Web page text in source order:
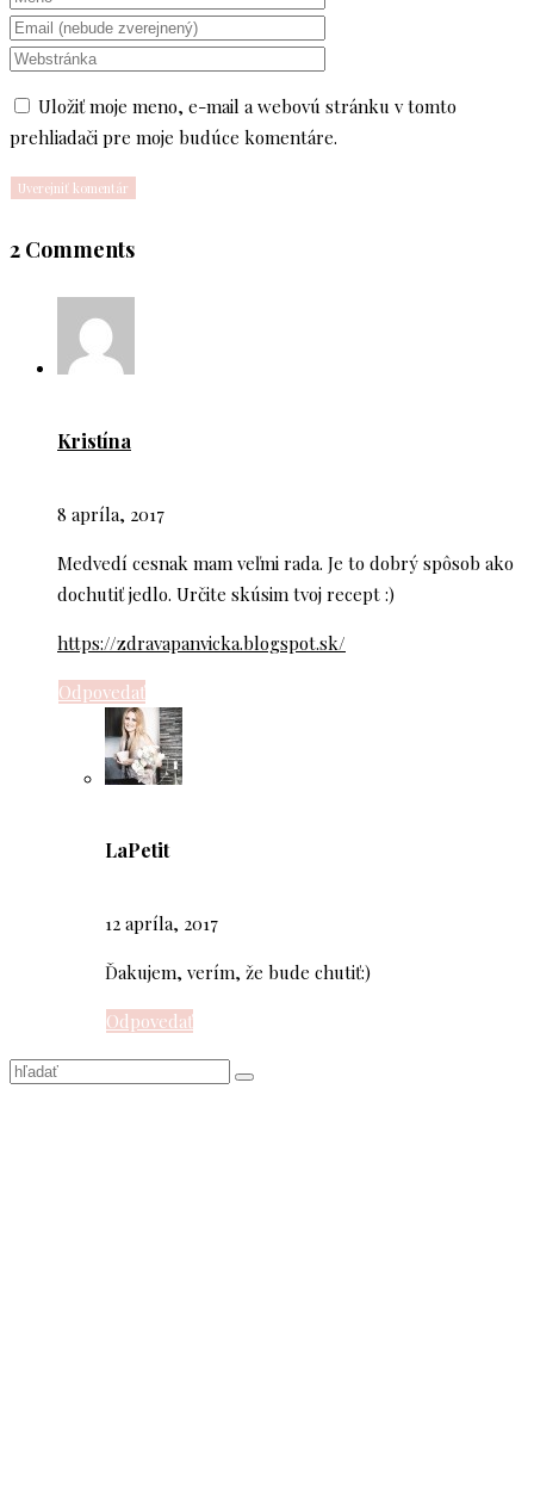
Uložiť moje meno, e-mail a webovú stránku v tomto
prehliadači pre moje budúce komentáre.
2 Comments
Kristína
8 apríla, 2017
Medvedí cesnak mam veľmi rada. Je to dobrý spôsob ako
dochutiť jedlo. Určite skúsim tvoj recept :)
https://zdravapanvicka.blogspot.sk/
Odpovedať
LaPetit
12 apríla, 2017
Ďakujem, verím, že bude chutiť:)
Odpovedať